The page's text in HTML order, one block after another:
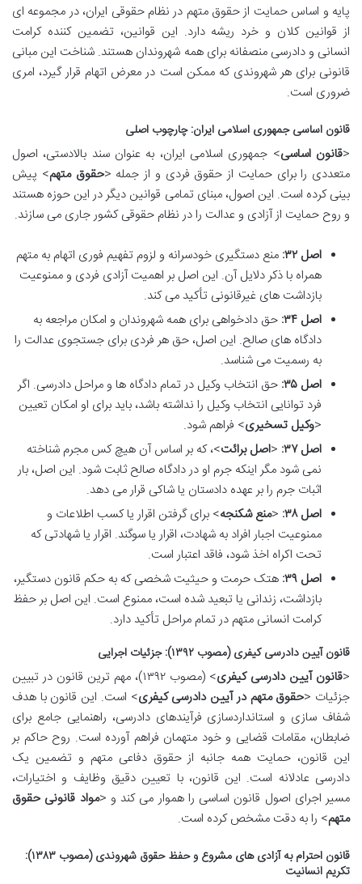
پایه و اساس حمایت از حقوق متهم در نظام حقوقی ایران، در مجموعه ای
از قوانین کلان و خرد ریشه دارد. این قوانین، تضمین کننده کرامت
انسانی و دادرسی منصفانه برای همه شهروندان هستند. شناخت این مبانی
قانونی برای هر شهروندی که ممکن است در معرض اتهام قرار گیرد، امری
ضروری است.
قانون اساسی جمهوری اسلامی ایران: چارچوب اصلی
<قانون اساسی> جمهوری اسلامی ایران، به عنوان سند بالادستی، اصول
متعددی را برای حمایت از حقوق فردی و از جمله <حقوق متهم> پیش
بینی کرده است. این اصول، مبنای تمامی قوانین دیگر در این حوزه هستند
و روح حمایت از آزادی و عدالت را در نظام حقوقی کشور جاری می سازند.
اصل ۳۲:
منع دستگیری خودسرانه و لزوم تفهیم فوری اتهام به متهم
همراه با ذکر دلایل آن. این اصل بر اهمیت آزادی فردی و ممنوعیت
بازداشت های غیرقانونی تأکید می کند.
اصل ۳۴:
حق دادخواهی برای همه شهروندان و امکان مراجعه به
دادگاه های صالح. این اصل، حق هر فردی برای جستجوی عدالت را
به رسمیت می شناسد.
اصل ۳۵:
حق انتخاب وکیل در تمام دادگاه ها و مراحل دادرسی. اگر
فرد توانایی انتخاب وکیل را نداشته باشد، باید برای او امکان تعیین
<وکیل تسخیری> فراهم شود.
اصل ۳۷:
<اصل برائت>، که بر اساس آن هیچ کس مجرم شناخته
نمی شود مگر اینکه جرم او در دادگاه صالح ثابت شود. این اصل، بار
اثبات جرم را بر عهده دادستان یا شاکی قرار می دهد.
اصل ۳۸:
<منع شکنجه> برای گرفتن اقرار یا کسب اطلاعات و
ممنوعیت اجبار افراد به شهادت، اقرار یا سوگند. اقرار یا شهادتی که
تحت اکراه اخذ شود، فاقد اعتبار است.
اصل ۳۹:
هتک حرمت و حیثیت شخصی که به حکم قانون دستگیر،
بازداشت، زندانی یا تبعید شده است، ممنوع است. این اصل بر حفظ
کرامت انسانی متهم در تمام مراحل تأکید دارد.
قانون آیین دادرسی کیفری (مصوب ۱۳۹۲): جزئیات اجرایی
<قانون آیین دادرسی کیفری
> (مصوب ۱۳۹۲)، مهم ترین قانون در تبیین
جزئیات <حقوق متهم در آیین دادرسی کیفری> است. این قانون با هدف
شفاف سازی و استانداردسازی فرآیندهای دادرسی، راهنمایی جامع برای
ضابطان، مقامات قضایی و خود متهمان فراهم آورده است. روح حاکم بر
این قانون، حمایت همه جانبه از حقوق دفاعی متهم و تضمین یک
دادرسی عادلانه است. این قانون، با تعیین دقیق وظایف و اختیارات،
مسیر اجرای اصول قانون اساسی را هموار می کند و <مواد قانونی حقوق
متهم> را به دقت مشخص کرده است.
قانون احترام به آزادی های مشروع و حفظ حقوق شهروندی (مصوب ۱۳۸۳):
تکریم انسانیت